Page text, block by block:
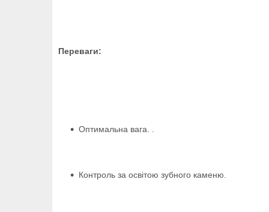
Переваги:
Оптимальна вага. .
Контроль за освітою зубного каменю.